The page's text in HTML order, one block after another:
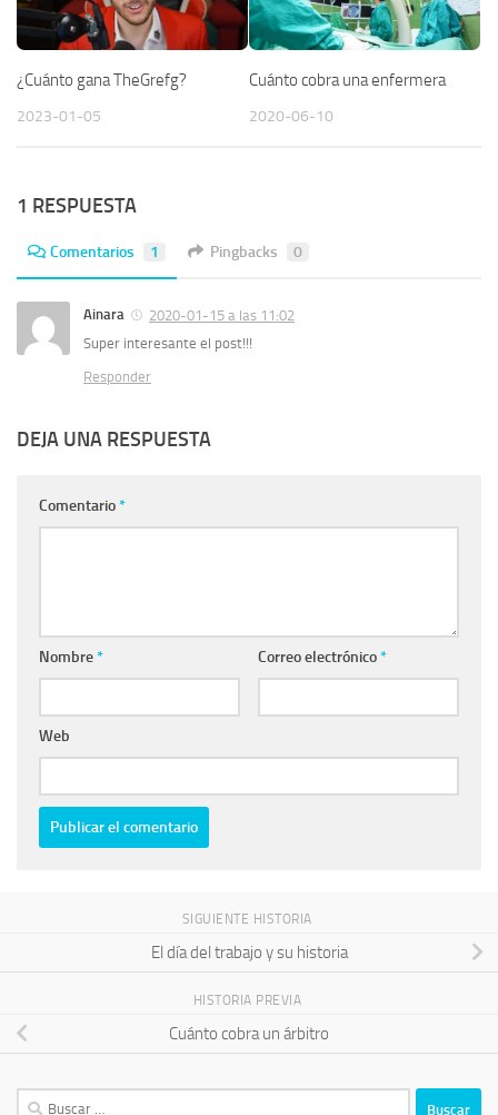
¿Cuánto gana TheGrefg?
2023-01-05
Cuánto cobra una enfermera
2020-06-10
1 RESPUESTA
Comentarios 1 Pingbacks 0
Ainara
2020-01-15 a las 11:02
Super interesante el post!!!
Responder
DEJA UNA RESPUESTA
Comentario*
Nombre* Correo electrónico*
Web
SIGUIENTE HISTORIA
El día del trabajo y su historia
HISTORIA PREVIA
Cuánto cobra un árbitro
Buscar: